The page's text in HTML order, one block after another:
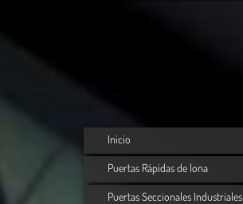
Inicio
Puertas Rápidas de lona
Puertas Seccionales Industriales